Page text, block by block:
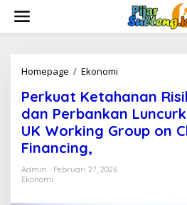
w
Homepage / Ekonomi
r
k
u
a
Perkuat Ketahanan
dan Perbankan
UK Working Group on
Financing,
Admin
Februari 27, 2026
Ekonomi